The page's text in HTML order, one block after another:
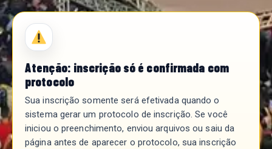
Atenção: inscrição só é confirmada com
protocolo
Sua inscrição somente será efetivada quando o
sistema gerar um protocolo de inscrição. Se você
iniciou o preenchimento, enviou arquivos ou saiu da
página antes de aparecer o protocolo, sua inscrição